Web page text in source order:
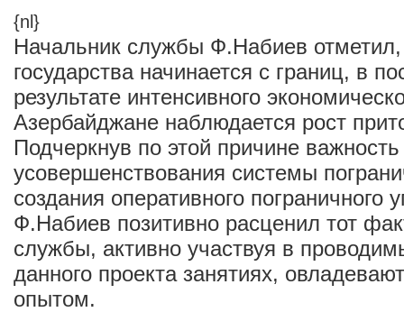
{nl}
Начальник службы Ф.Набиев отметил,
государства начинается с границ, в
результате интенсивного
Азербайджане наблюдается рост
Подчеркнув по этой причине важность
усовершенствования системы
создания оперативного пограничного
Ф.Набиев позитивно расценил тот
службы, активно участвуя в
данного проекта занятиях,
опытом.